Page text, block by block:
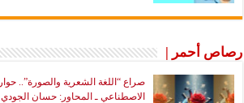
رصاص أحمر |
صراع “اللغة الشعرية والصورة”..
الاصطناعي ـ المحاور: حسان الجودي